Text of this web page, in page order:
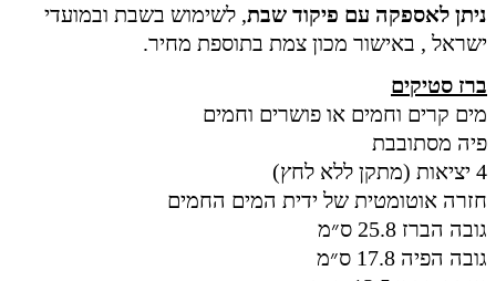
ניתן לאספקה עם פיקוד שבת, לשימוש בשבת ובמועדי
ישראל , באישור מכון צמת בתוספת מחיר.
ברז סטיקים
מים קרים וחמים או פושרים וחמים
פיה מסתובבת
4 יציאות (מתקן ללא לחץ)
חזרה אוטומטית של ידית המים החמים
גובה הברז 25.8 ס״מ
גובה הפיה 17.8 ס״מ